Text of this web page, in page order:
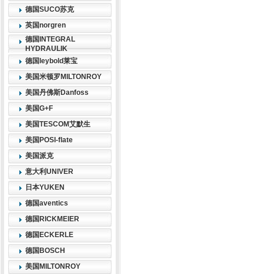
德国SUCO苏克
英国norgren
德国INTEGRAL
HYDRAULIK
德国leybold莱宝
美国米顿罗MILTONROY
美国丹佛斯Danfoss
美国G+F
美国TESCOM艾默生
美国POSI-flate
美国派克
意大利UNIVER
日本YUKEN
德国aventics
德国RICKMEIER
德国ECKERLE
德国BOSCH
美国MILTONROY